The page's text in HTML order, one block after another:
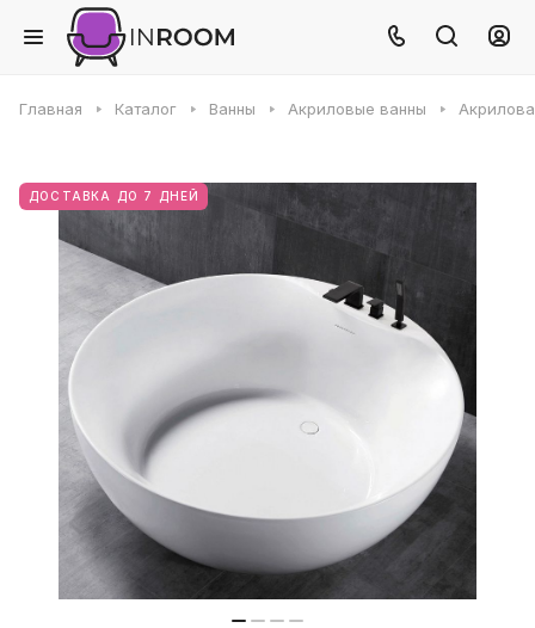
Главная Каталог Ванны Акриловые ванны
ДОСТАВКА ДО 7 ДНЕЙ